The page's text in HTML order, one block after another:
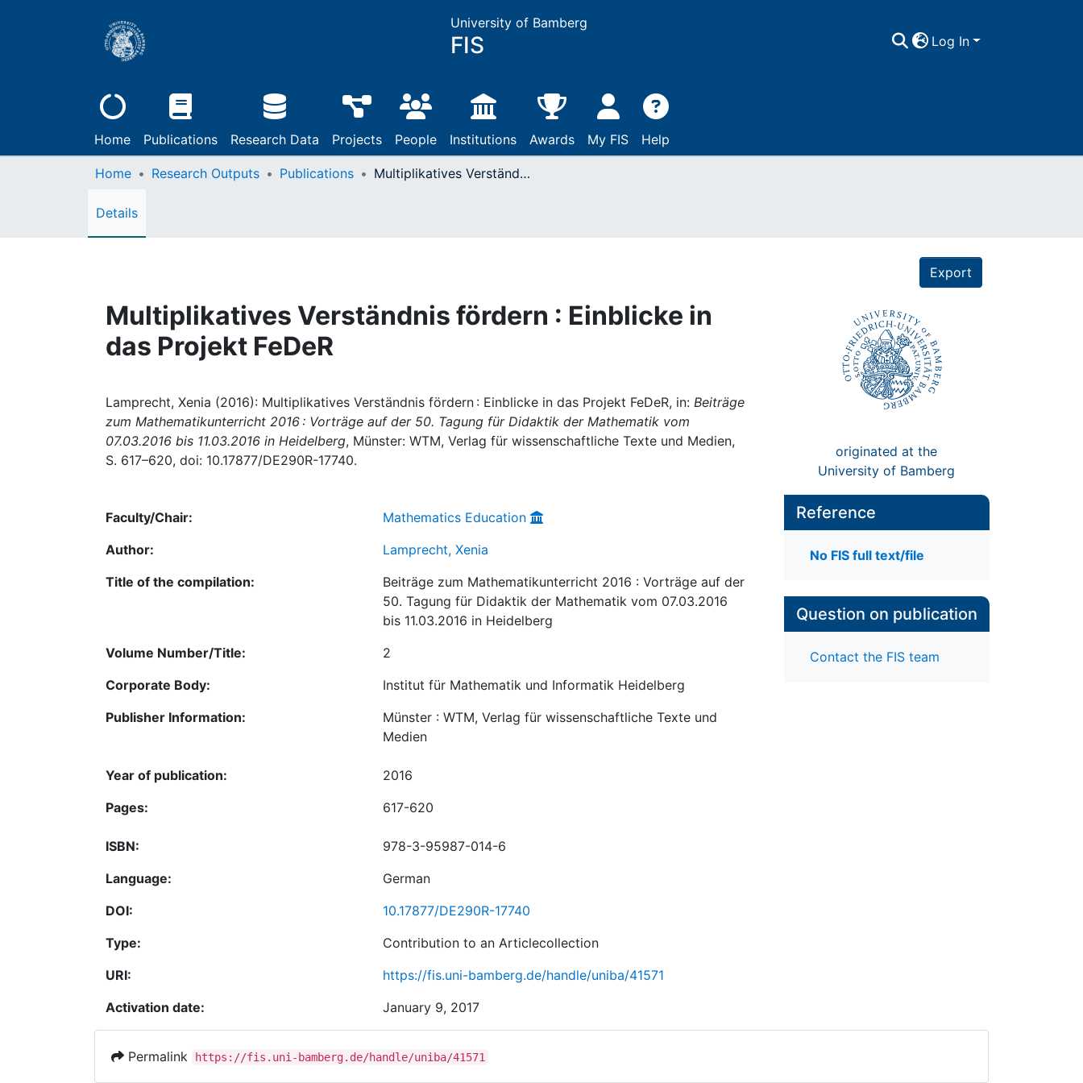
University of Bamberg
FIS Log In
Home Publications Research Data Projects People Institutions Awards My FIS Help
Home Research Outputs Publications Multiplikatives Verständnis fördern : Einblicke in das Projekt FeDeR
Details
Export
Multiplikatives Verständnis fördern : Einblicke in
das Projekt FeDeR
Lamprecht, Xenia (2016): Multiplikatives Verständnis fördern : Einblicke in das Projekt FeDeR, in: Beiträge
zum Mathematikunterricht 2016 : Vorträge auf der 50. Tagung für Didaktik der Mathematik vom
07.03.2016 bis 11.03.2016 in Heidelberg, Münster: WTM, Verlag für wissenschaftliche Texte und Medien,
S. 617–620, doi: 10.17877/DE290R-17740.
originated at the
University of Bamberg
Faculty/Chair:
Mathematics Education
Author:
Lamprecht, Xenia
Title of the compilation:
Beiträge zum Mathematikunterricht 2016 : Vorträge auf der
50. Tagung für Didaktik der Mathematik vom 07.03.2016
bis 11.03.2016 in Heidelberg
Volume Number/Title:
2
Corporate Body:
Institut für Mathematik und Informatik Heidelberg
Publisher Information:
Münster : WTM, Verlag für wissenschaftliche Texte und
Medien
Year of publication:
2016
Pages:
617-620
ISBN:
978-3-95987-014-6
Language:
German
DOI:
10.17877/DE290R-17740
Type:
Contribution to an Articlecollection
URI:
https://fis.uni-bamberg.de/handle/uniba/41571
Activation date:
January 9, 2017
Reference
No FIS full text/file
Question on publication
Contact the FIS team
Permalink https://fis.uni-bamberg.de/handle/uniba/41571